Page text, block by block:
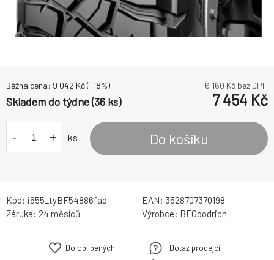
Běžná cena: 9 042Kč(-18%) 6 160 Kč bez DPH
Skladem do týdne (36 ks) 7 454 Kč
- + ks Do košíku
Kód: i655_tyBF54886fad EAN: 3528707370198
Záruka: 24 měsíců Výrobce: BFGoodrich
Do oblíbených
Dotaz prodejci